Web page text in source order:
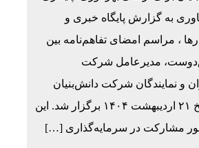
به گزارش پایگاه خبری و
، مراسم امضای تفاهم‌نامه بین
مدیرعامل شرکت
و نمایندگان شرکت دانش‌بنیان
هیربد نیرو در تاریخ ۲۱ اردیبهشت ۱۴۰۴ برگزار شد. این
مشارکت در سرمایه‌گذاری […]